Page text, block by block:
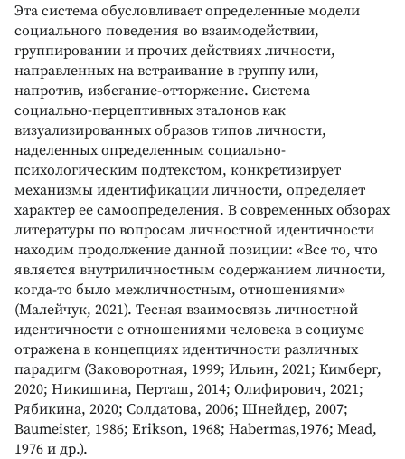
Эта система обусловливает определенные модели
социального поведения во взаимодействии,
группировании и прочих действиях личности,
направленных на встраивание в группу или,
напротив, избегание-отторжение. Система
социально-перцептивных эталонов как
визуализированных образов типов личности,
наделенных определенным социально-
психологическим подтекстом, конкретизирует
механизмы идентификации личности, определяет
характер ее самоопределения. В современных обзорах
литературы по вопросам личностной идентичности
находим продолжение данной позиции: «Все то, что
является внутриличностным содержанием личности,
когда-то было межличностным, отношениями»
(Малейчук, 2021). Тесная взаимосвязь личностной
идентичности с отношениями человека в социуме
отражена в концепциях идентичности различных
парадигм (Заковоротная, 1999; Ильин, 2021; Кимберг,
2020; Никишина, Перташ, 2014; Олифирович, 2021;
Рябикина, 2020; Солдатова, 2006; Шнейдер, 2007;
Baumeister, 1986; Erikson, 1968; Habermas,1976; Mead,
1976 и др.).